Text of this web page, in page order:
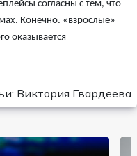
согласны с тем, что
Конечно. «взрослые»
оказывается
Виктория Гвардеева